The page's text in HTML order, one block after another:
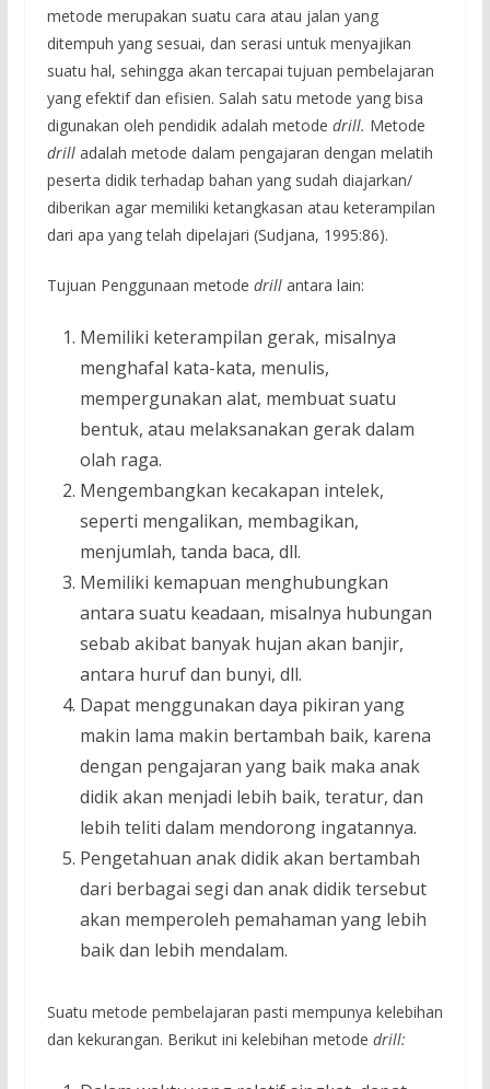
metode merupakan suatu cara atau jalan yang
ditempuh yang sesuai, dan serasi untuk menyajikan
suatu hal, sehingga akan tercapai tujuan pembelajaran
yang efektif dan efisien. Salah satu metode yang bisa
digunakan oleh pendidik adalah metode drill. Metode
drilladalah metode dalam pengajaran dengan melatih
peserta didik terhadap bahan yang sudah diajarkan/
diberikan agar memiliki ketangkasan atau keterampilan
dari apa yang telah dipelajari (Sudjana, 1995:86).
Tujuan Penggunaan metode drillantara lain:
Memiliki keterampilan gerak, misalnya
menghafal kata-kata, menulis,
mempergunakan alat, membuat suatu
bentuk, atau melaksanakan gerak dalam
olah raga.
Mengembangkan kecakapan intelek,
seperti mengalikan, membagikan,
menjumlah, tanda baca, dll.
Memiliki kemapuan menghubungkan
antara suatu keadaan, misalnya hubungan
sebab akibat banyak hujan akan banjir,
antara huruf dan bunyi, dll.
Dapat menggunakan daya pikiran yang
makin lama makin bertambah baik, karena
dengan pengajaran yang baik maka anak
didik akan menjadi lebih baik, teratur, dan
lebih teliti dalam mendorong ingatannya.
Pengetahuan anak didik akan bertambah
dari berbagai segi dan anak didik tersebut
akan memperoleh pemahaman yang lebih
baik dan lebih mendalam.
Suatu metode pembelajaran pasti mempunya kelebihan
dan kekurangan. Berikut ini kelebihan metode drill: